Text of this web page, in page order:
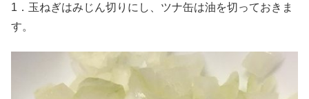
1．玉ねぎはみじん切りにし、ツナ缶は油を切っておきま
す。